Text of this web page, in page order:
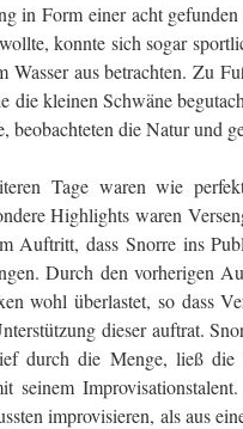
in Form einer acht
konnte sich sogar
Wasser aus betrachten. Zu
die kleinen Schwäne
beobachteten die Natur und
Tage waren wie
Highlights waren
Auftritt, dass Snorre ins
Durch den vorherigen
wohl überlastet, so dass
dieser auftrat.
durch die Menge, ließ die
seinem
improvisieren, als aus